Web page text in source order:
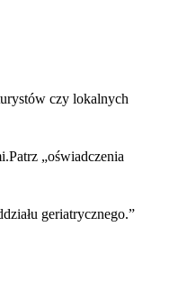
czy lokalnych
„oświadczenia
geriatrycznego.”